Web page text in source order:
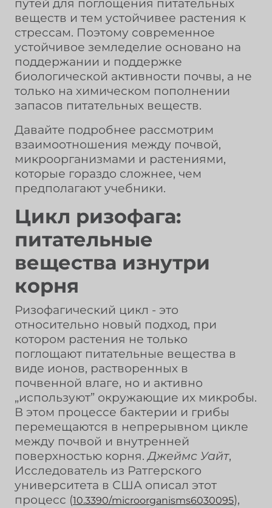
путей для поглощения питательных
веществ и тем устойчивее растения к
стрессам. Поэтому современное
устойчивое земледелие основано на
поддержании и поддержке
биологической активности почвы, а не
только на химическом пополнении
запасов питательных веществ.
Давайте подробнее рассмотрим
взаимоотношения между почвой,
микроорганизмами и растениями,
которые гораздо сложнее, чем
предполагают учебники.
Цикл ризофага:
питательные
вещества изнутри
корня
Ризофагический цикл - это
относительно новый подход, при
котором растения не только
поглощают питательные вещества в
виде ионов, растворенных в
почвенной влаге, но и активно
„используют” окружающие их микробы.
В этом процессе бактерии и грибы
перемещаются в непрерывном цикле
между почвой и внутренней
поверхностью корня.Джеймс Уайт,
Исследователь из Ратгерского
университета в США описал этот
процесс (10.3390/microorganisms6030095),